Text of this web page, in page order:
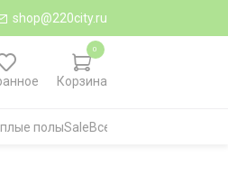
shop@220city.ru
Корзина
0
полыSaleВсе категории